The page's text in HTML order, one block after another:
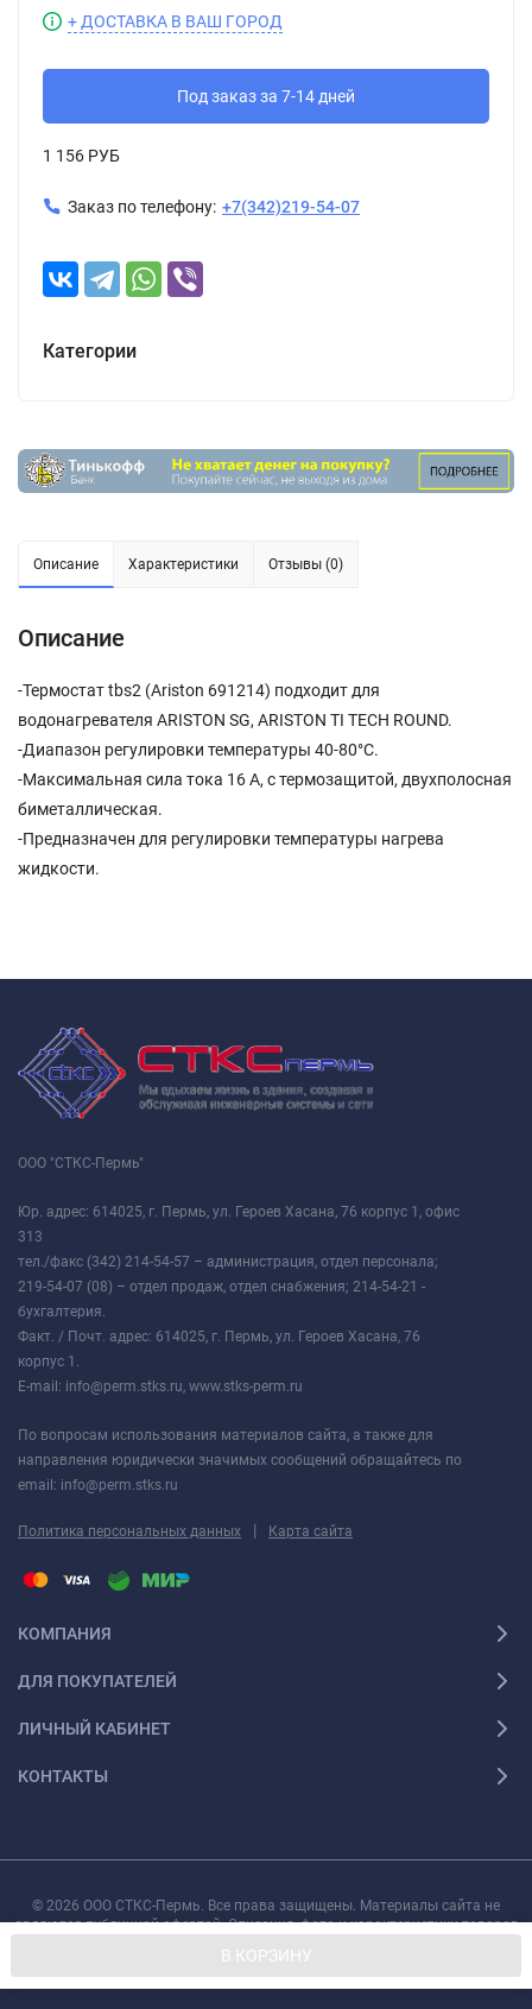
+ ДОСТАВКА В ВАШ ГОРОД
В КОРЗИНУ
Под заказ за 7-14 дней
1 156 РУБ
Заказ по телефону: +7(342)219-54-07
Категории
Описание Характеристики Отзывы (0)
Описание
-Термостат tbs2 (Ariston 691214) подходит для
водонагревателя ARISTON SG, ARISTON TI TECH ROUND.
-Диапазон регулировки температуры 40-80°С.
-Максимальная сила тока 16 А, с термозащитой, двухполосная
биметаллическая.
-Предназначен для регулировки температуры нагрева
жидкости.
ООО "СТКС-Пермь"
Юр. адрес: 614025, г. Пермь, ул. Героев Хасана, 76 корпус 1, офис
313
тел./факс (342) 214-54-57 – администрация, отдел персонала;
219-54-07 (08) – отдел продаж, отдел снабжения; 214-54-21 -
бухгалтерия.
Факт. / Почт. адрес: 614025, г. Пермь, ул. Героев Хасана, 76
корпус 1.
E-mail: info@perm.stks.ru, www.stks-perm.ru
По вопросам использования материалов сайта, а также для
направления юридически значимых сообщений обращайтесь по
email: info@perm.stks.ru
Политика персональных данных | Карта сайта
КОМПАНИЯ
ДЛЯ ПОКУПАТЕЛЕЙ
ЛИЧНЫЙ КАБИНЕТ
КОНТАКТЫ
© 2026 ООО СТКС-Пермь. Все права защищены. Материалы сайта не
являются публичной офертой. Описания, фото и характеристики товаров